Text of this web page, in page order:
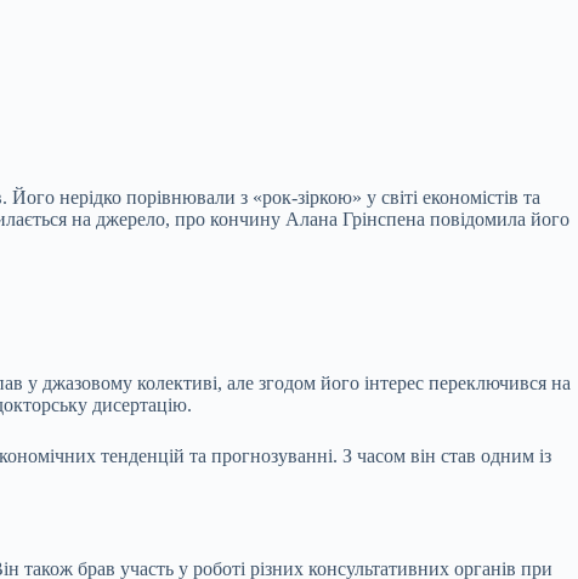
нерідко порівнювали з «рок-зіркою» у світі економістів та
на джерело, про кончину Алана Грінспена повідомила його
у джазовому колективі, але згодом його інтерес переключився на
дисертацію.
тенденцій та прогнозуванні. З часом він став одним із
брав участь у роботі різних консультативних органів при